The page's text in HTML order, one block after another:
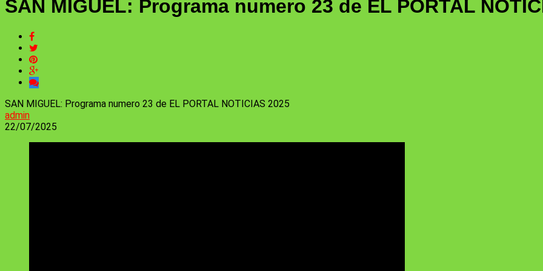
SAN MIGUEL: Programa numero 23 de EL PORTAL
SAN MIGUEL: Programa numero 23 de EL PORTAL NOTICIAS 2025
admin
22/07/2025